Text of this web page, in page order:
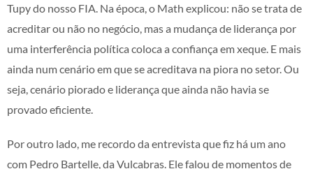
Tupy do nosso FIA. Na época, o Math explicou: não se trata de
acreditar ou não no negócio, mas a mudança de liderança por
uma interferência política coloca a confiança em xeque. E mais
ainda num cenário em que se acreditava na piora no setor. Ou
seja, cenário piorado e liderança que ainda não havia se
provado eficiente.
Por outro lado, me recordo da entrevista que fiz há um ano
com Pedro Bartelle, da Vulcabras. Ele falou de momentos de